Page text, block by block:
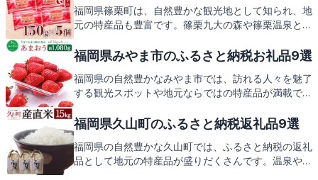
福岡県篠栗町は、自然豊かな観光地として知られ、地
元の特産品も豊富です。篠栗九大の森や篠栗温泉とい
の魅力を存分にお楽しみいただけます。さあ、篠栗町
福岡県みやま市のふるさと納税お礼品9選
福岡県の自然豊かなみやま市では、訪れる人々を魅了
する観光スポットや地元ならではの特産品が満載で
温まる地元の味。そんなみやま市がお届けするふるさ
います。次は、そんな返礼品の数々をご紹介しますの
で、どうぞお楽しみに。
福岡県久山町のふるさと納税返礼品9選
福岡県の自然豊かな久山町では、ふるさと納税の返礼
品として地元の特産品が盛りだくさんです。温泉や歴